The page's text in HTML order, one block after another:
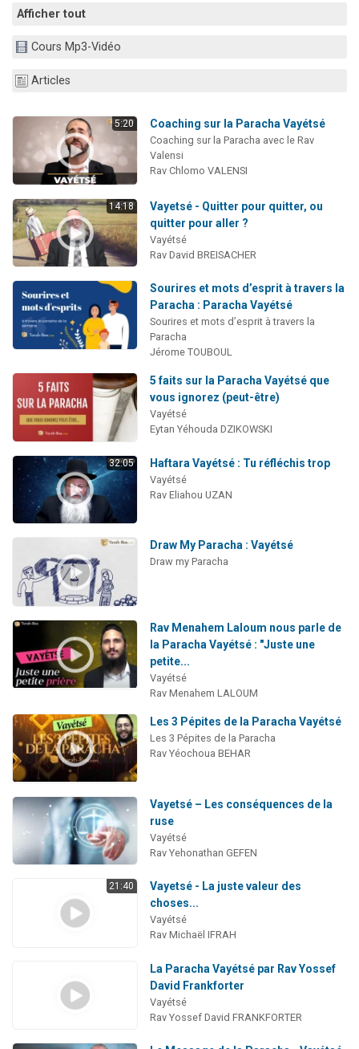
Afficher tout
Cours Mp3-Vidéo
Articles
5:20 Coaching sur la Paracha Vayétsé
Coaching sur la Paracha avec le Rav
Valensi
Rav Chlomo VALENSI
14:18
Vayetsé - Quitter pour quitter, ou
quitter pour aller ?
Vayétsé
Rav David BREISACHER
Sourires et mots d’esprit à travers la
Paracha : Paracha Vayétsé
Sourires et mots d’esprit à travers la
Paracha
Jérome TOUBOUL
5 faits sur la Paracha Vayétsé que
vous ignorez (peut-être)
Vayétsé
Eytan Yéhouda DZIKOWSKI
32:05 Haftara Vayétsé : Tu réfléchis trop
Vayétsé
Rav Eliahou UZAN
Draw My Paracha : Vayétsé
Draw my Paracha
Rav Menahem Laloum nous parle de
la Paracha Vayétsé : "Juste une
petite...
Vayétsé
Rav Menahem LALOUM
Les 3 Pépites de la Paracha Vayétsé
Les 3 Pépites de la Paracha
Rav Yéochoua BEHAR
Vayetsé – Les conséquences de la
ruse
Vayétsé
Rav Yehonathan GEFEN
21:40
Vayetsé - La juste valeur des
choses...
Vayétsé
Rav Michaël IFRAH
La Paracha Vayétsé par Rav Yossef
David Frankforter
Vayétsé
Rav Yossef David FRANKFORTER